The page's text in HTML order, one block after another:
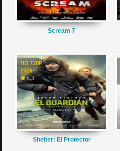
Scream 7
HD 720P
2026
6,3
Shelter: El Protector